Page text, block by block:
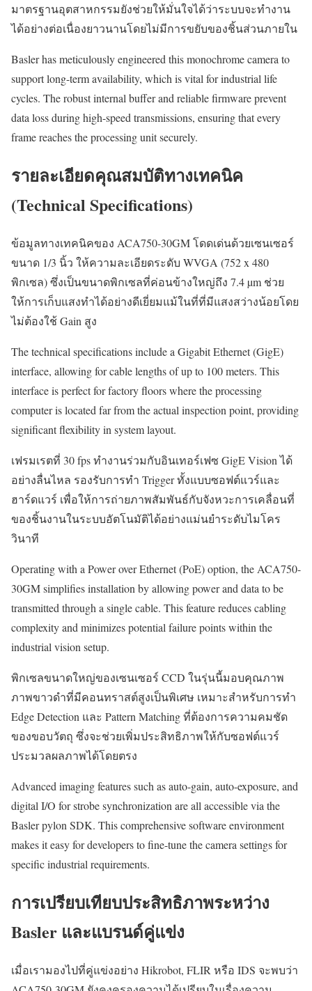
มาตรฐานอุตสาหกรรมยังช่วยให้มั่นใจได้ว่าระบบจะทำงาน
ได้อย่างต่อเนื่องยาวนานโดยไม่มีการขยับของชิ้นส่วนภายใน
Basler has meticulously engineered this monochrome camera to
support long-term availability, which is vital for industrial life
cycles. The robust internal buffer and reliable firmware prevent
data loss during high-speed transmissions, ensuring that every
frame reaches the processing unit securely.
รายละเอียดคุณสมบัติทางเทคนิค
(Technical Specifications)
ข้อมูลทางเทคนิคของ ACA750-30GM โดดเด่นด้วยเซนเซอร์
ขนาด 1/3 นิ้ว ให้ความละเอียดระดับ WVGA (752 x 480
พิกเซล) ซึ่งเป็นขนาดพิกเซลที่ค่อนข้างใหญ่ถึง 7.4 µm ช่วย
ให้การเก็บแสงทำได้อย่างดีเยี่ยมแม้ในที่ที่มีแสงสว่างน้อยโดย
ไม่ต้องใช้ Gain สูง
The technical specifications include a Gigabit Ethernet (GigE)
interface, allowing for cable lengths of up to 100 meters. This
interface is perfect for factory floors where the processing
computer is located far from the actual inspection point, providing
significant flexibility in system layout.
เฟรมเรตที่ 30 fps ทำงานร่วมกับอินเทอร์เฟซ GigE Vision ได้
อย่างลื่นไหล รองรับการทำ Trigger ทั้งแบบซอฟต์แวร์และ
ฮาร์ดแวร์ เพื่อให้การถ่ายภาพสัมพันธ์กับจังหวะการเคลื่อนที่
ของชิ้นงานในระบบอัตโนมัติได้อย่างแม่นยำระดับไมโคร
วินาที
Operating with a Power over Ethernet (PoE) option, the ACA750-
30GM simplifies installation by allowing power and data to be
transmitted through a single cable. This feature reduces cabling
complexity and minimizes potential failure points within the
industrial vision setup.
พิกเซลขนาดใหญ่ของเซนเซอร์ CCD ในรุ่นนี้มอบคุณภาพ
ภาพขาวดำที่มีคอนทราสต์สูงเป็นพิเศษ เหมาะสำหรับการทำ
Edge Detection และ Pattern Matching ที่ต้องการความคมชัด
ของขอบวัตถุ ซึ่งจะช่วยเพิ่มประสิทธิภาพให้กับซอฟต์แวร์
ประมวลผลภาพได้โดยตรง
Advanced imaging features such as auto-gain, auto-exposure, and
digital I/O for strobe synchronization are all accessible via the
Basler pylon SDK. This comprehensive software environment
makes it easy for developers to fine-tune the camera settings for
specific industrial requirements.
การเปรียบเทียบประสิทธิภาพระหว่าง
Basler และแบรนด์คู่แข่ง
เมื่อเรามองไปที่คู่แข่งอย่าง Hikrobot, FLIR หรือ IDS จะพบว่า